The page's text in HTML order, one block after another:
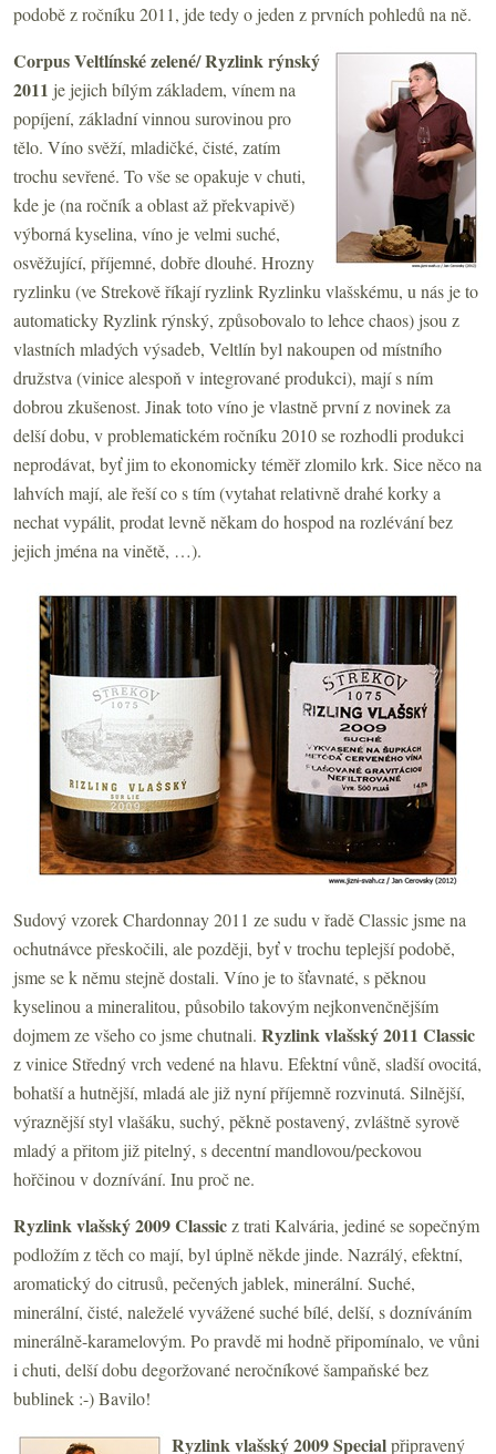
podobě z ročníku 2011, jde tedy o jeden z prvních pohledů na ně.
Corpus Veltlínské zelené/ Ryzlink rýnský
2011 je jejich bílým základem, vínem na
popíjení, základní vinnou surovinou pro
tělo. Víno svěží, mladičké, čisté, zatím
trochu sevřené. To vše se opakuje v chuti,
kde je (na ročník a oblast až překvapivě)
výborná kyselina, víno je velmi suché,
osvěžující, příjemné, dobře dlouhé. Hrozny
ryzlinku (ve Strekově říkají ryzlink Ryzlinku vlašskému, u nás je to
automaticky Ryzlink rýnský, způsobovalo to lehce chaos) jsou z
vlastních mladých výsadeb, Veltlín byl nakoupen od místního
družstva (vinice alespoň v integrované produkci), mají s ním
dobrou zkušenost. Jinak toto víno je vlastně první z novinek za
delší dobu, v problematickém ročníku 2010 se rozhodli produkci
neprodávat, byť jim to ekonomicky téměř zlomilo krk. Sice něco na
lahvích mají, ale řeší co s tím (vytahat relativně drahé korky a
nechat vypálit, prodat levně někam do hospod na rozlévání bez
jejich jména na vinětě, …).
Sudový vzorek Chardonnay 2011 ze sudu v řadě Classic jsme na
ochutnávce přeskočili, ale později, byť v trochu teplejší podobě,
jsme se k němu stejně dostali. Víno je to šťavnaté, s pěknou
kyselinou a mineralitou, působilo takovým nejkonvenčnějším
dojmem ze všeho co jsme chutnali. Ryzlink vlašský 2011 Classic
z vinice Středný vrch vedené na hlavu. Efektní vůně, sladší ovocitá,
bohatší a hutnější, mladá ale již nyní příjemně rozvinutá. Silnější,
výraznější styl vlašáku, suchý, pěkně postavený, zvláštně syrově
mladý a přitom již pitelný, s decentní mandlovou/peckovou
hořčinou v doznívání. Inu proč ne.
Ryzlink vlašský 2009 Classicz trati Kalvária, jediné se sopečným
podložím z těch co mají, byl úplně někde jinde. Nazrálý, efektní,
aromatický do citrusů, pečených jablek, minerální. Suché,
minerální, čisté, naleželé vyvážené suché bílé, delší, s dozníváním
minerálně-karamelovým. Po pravdě mi hodně připomínalo, ve vůni
i chuti, delší dobu degoržované neročníkové šampaňské bez
bublinek :-) Bavilo!
Ryzlink vlašský 2009 Specialpřipravený